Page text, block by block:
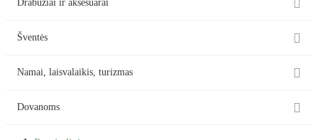
Drabužiai ir aksesuarai 
Šventės 
Namai, laisvalaikis, turizmas 
Dovanoms 